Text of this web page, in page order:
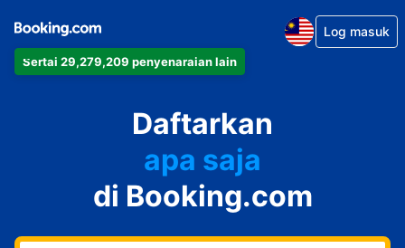
Sertai 29,279,209 penyenaraian lain
Log masuk
Daftarkan
apa saja
di Booking.com